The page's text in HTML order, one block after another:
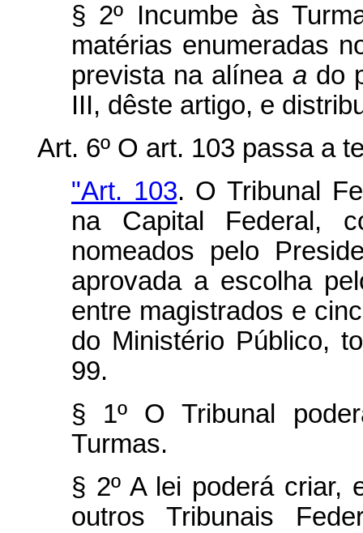
§ 2º Incumbe às
matérias enumeradas
prevista na alínea ado
III, dêste artigo, e
Art. 6º O art. 103 passa a
"Art. 103. O Tribunal
na Capital Federal,
nomeados pelo
aprovada a escolha
entre magistrados e
do Ministério Público,
99.
§ 1º O Tribunal
Turmas.
§ 2º A lei poderá criar,
outros Tribunais